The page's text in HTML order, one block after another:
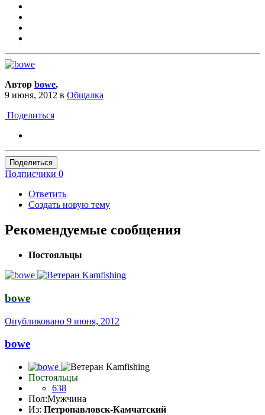
Автор bowe,
9 июня, 2012 в Общалка
Поделиться
Поделиться
Подписчики 0
Ответить
Создать новую тему
Рекомендуемые сообщения
Постояльцы
bowe
Опубликовано 9 июня, 2012
bowe
Постояльцы
638
Пол:Мужчина
Из: Петропавловск-Камчатский